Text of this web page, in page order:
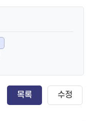
목록 수정